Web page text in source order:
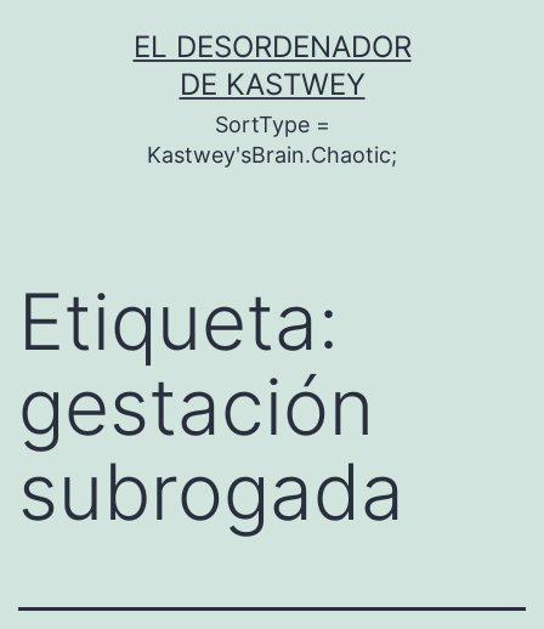
EL DESORDENADOR
DE KASTWEY
SortType =
Kastwey'sBrain.Chaotic;
Etiqueta:
gestación
subrogada